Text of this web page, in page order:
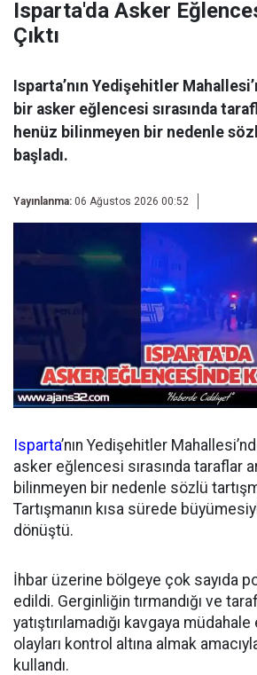
Isparta'da Asker
Çıktı
Isparta’nın Yedişehitler
bir asker eğlencesi sırasında
henüz bilinmeyen bir nedenle
başladı.
Yayınlanma: 06 Ağustos 2026 00:52
Isparta’nın Yedişehitler
asker eğlencesi sırasında taraflar
bilinmeyen bir nedenle sözlü
Tartışmanın kısa sürede
dönüştü.
İhbar üzerine bölgeye çok sayıda
edildi. Gerginliğin tırmandığı ve
yatıştırılamadığı kavgaya
olayları kontrol altına almak
kullandı.